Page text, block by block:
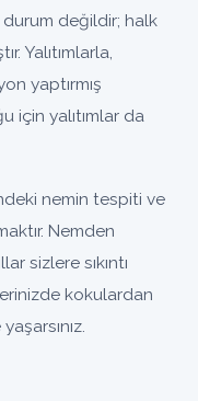
değildir; halk
Yalıtımlarla,
yaptırmış
için yalıtımlar da
nemin tespiti ve
Nemden
sizlere sıkıntı
kokulardan